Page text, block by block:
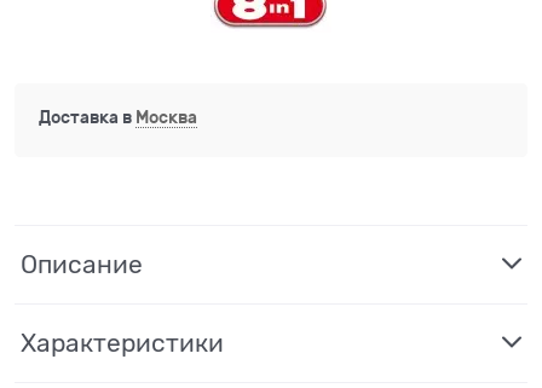
Доставка в Москва
Описание
Характеристики